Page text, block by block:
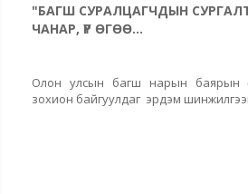
"БАГШ СУРАЛЦАГЧДЫН
ЧАНАР, ҮР ӨГӨӨ...
Олон улсын багш нарын баярын
зохион байгуулдаг эрдэм